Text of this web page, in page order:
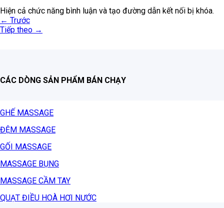
Hiện cả chức năng bình luận và tạo đường dẫn kết nối bị khóa.
← Trước
Tiếp theo →
CÁC DÒNG SẢN PHẨM BÁN CHẠY
GHẾ MASSAGE
ĐỆM MASSAGE
GỐI MASSAGE
MASSAGE BỤNG
MASSAGE CẦM TAY
QUẠT ĐIỀU HOÀ HƠI NƯỚC